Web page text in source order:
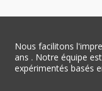
Nous facilitons
ans . Notre équipe
expérimentés basés